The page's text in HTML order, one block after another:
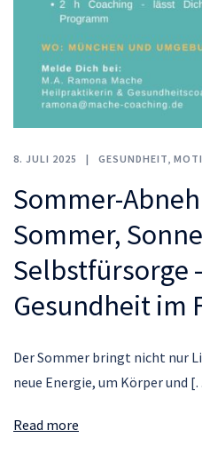
8. JULI 2025 GESUNDHEIT
Sommer-
Sommer,
Selbstfürsorge
Gesundheit im
Der Sommer bringt nicht nur
neue Energie, um Körper und
Read more